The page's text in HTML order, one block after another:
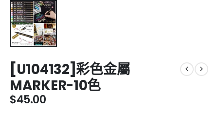
[U104132]彩色金屬
MARKER-10色
$45.00